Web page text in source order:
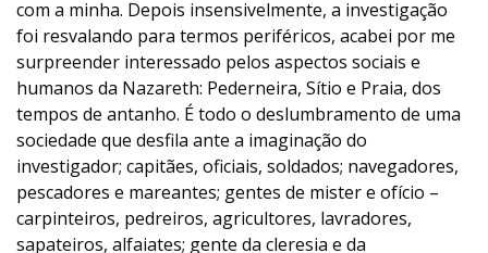
com a minha. Depois insensivelmente, a investigação
foi resvalando para termos periféricos, acabei por me
surpreender interessado pelos aspectos sociais e
humanos da Nazareth: Pederneira, Sítio e Praia, dos
tempos de antanho. É todo o deslumbramento de uma
sociedade que desfila ante a imaginação do
investigador; capitães, oficiais, soldados; navegadores,
pescadores e mareantes; gentes de mister e ofício –
carpinteiros, pedreiros, agricultores, lavradores,
sapateiros, alfaiates; gente da cleresia e da